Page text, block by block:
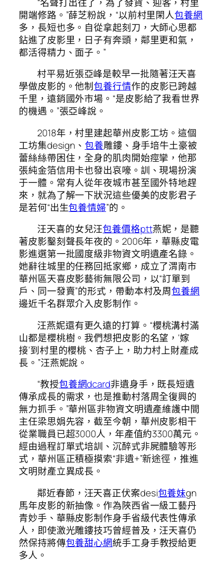
開端修路。”薛芝粉說，“以前村里閑人包養網
多，長短也多。自從拿起刻刀，大師心思都
鉆進了皮影里，日子有奔頭，鄰里更和氣，
都活得精力、面子。”
村平易近張亞峰是較早一批隨著汪天喜
學做皮影的。他制包養行情作的皮影已跨越
千里，遠銷國外市場。“是皮影給了我看世界
的機遇。”張亞峰說。
2018年，村里建起華州皮影工坊。這個
工坊集design、 包養雕鏤、身手培牛土豪被
蕾絲絲帶困住，全身的肌肉開始痙攣，他那
張純金箔信用卡也發出哀嚎。訓、現場扮演
于一體。常有人從年夜城市甚至國外特地趕
來，就為了解一下狀況這些優美的皮影君子
是若何“出生包養情婦”的。
汪天喜的女兒汪包養價格ptt燕妮，是聽
著皮影鑿刻聲長年夜的。2006年，華縣皮電
影進選第一批國度級非物資文明遺產名錄。
她辭往城里的任務回抵家鄉，成立了渭南市
華州區天喜皮影藝術無限公司，以“訂單到
戶、同一發賣”的形式，帶動本村及周包養網
邊近千名群眾介入皮影制作。
汪燕妮還有更久遠的打算。“櫻桃溝村滿
山都是櫻桃樹。我們想把皮影的名望，‘嫁
接’到村里的櫻桃、杏子上，助力村上財產成
長。”汪燕妮說。
“教授包養網dcard非遺身手，既長短遺
傳承成長的需求，也是推動村落周全復興的
無力抓手。”華州區非物資文明遺產維護中間
主任梁思娟先容，截至今朝，華州皮影相干
從業職員已超3000人，年產值約3300萬元。
經由過程訂單式培訓、沉醉式非屍體驗等形
式，華州區正積極摸索“非遺+”新途徑，推進
文明財產立異成長。
鄰近春節，汪天喜正伏案desi包養妹gn
馬年皮影的新抽像。作為陜西省一級工藝丹
青妙手、華縣皮影制作身手省級代表性傳承
人，即使激光雕鏤技巧曾經普及，汪天喜仍
然保持將傳包養甜心網統手工身手教授給更
多人。